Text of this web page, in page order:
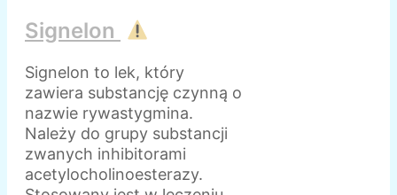
Signelon
Signelon to lek, który
zawiera substancję czynną o
nazwie rywastygmina.
Należy do grupy substancji
zwanych inhibitorami
acetylocholinoesterazy.